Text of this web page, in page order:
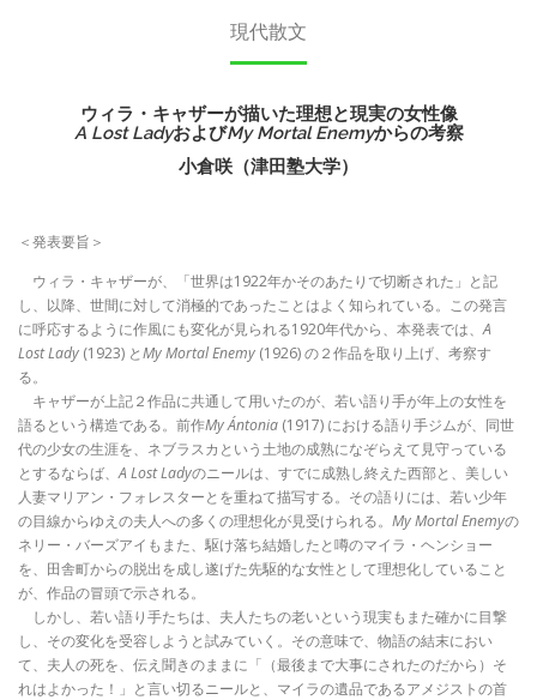
現代散文
ウィラ・キャザーが描いた理想と現実の女性像
A Lost LadyおよびMy Mortal Enemyからの考察
小倉咲（津田塾大学）
＜発表要旨＞
ウィラ・キャザーが、「世界は1922年かそのあたりで切断された」と記
し、以降、世間に対して消極的であったことはよく知られている。この発言
に呼応するように作風にも変化が見られる1920年代から、本発表では、A
Lost Lady (1923) とMy Mortal Enemy (1926) の２作品を取り上げ、考察す
る。
キャザーが上記２作品に共通して用いたのが、若い語り手が年上の女性を
語るという構造である。前作My Ántonia (1917) における語り手ジムが、同世
代の少女の生涯を、ネブラスカという土地の成熟になぞらえて見守っている
とするならば、A Lost Ladyのニールは、すでに成熟し終えた西部と、美しい
人妻マリアン・フォレスターとを重ねて描写する。その語りには、若い少年
の目線からゆえの夫人への多くの理想化が見受けられる。 My Mortal Enemyの
ネリー・バーズアイもまた、駆け落ち結婚したと噂のマイラ・ヘンショー
を、田舎町からの脱出を成し遂げた先駆的な女性として理想化していること
が、作品の冒頭で示される。
しかし、若い語り手たちは、夫人たちの老いという現実もまた確かに目撃
し、その変化を受容しようと試みていく。その意味で、物語の結末におい
て、夫人の死を、伝え聞きのままに「（最後まで大事にされたのだから）そ
れはよかった！」と言い切るニールと、マイラの遺品であるアメジストの首